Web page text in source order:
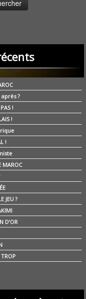
?
!
!
!
MAROC
JEU ?
D’OR